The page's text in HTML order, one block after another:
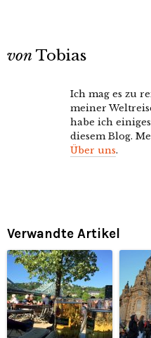
von Tobias
Ich mag es zu
meiner
habe ich
diesem Blog.
Über uns.
Verwandte Artikel